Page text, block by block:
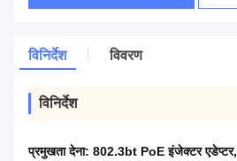
विनिर्देश विवरण
विनिर्देश
प्रमुखता देना: 802.3bt PoE इंजेक्टर एडेप्टर,